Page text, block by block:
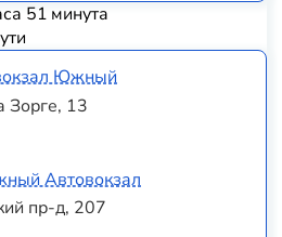
51 минута
Южный
Зорге, 13
Автовокзал
пр-д, 207